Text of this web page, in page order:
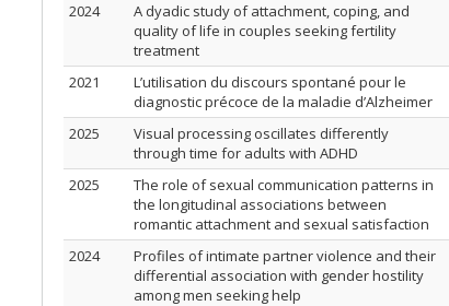
2024
A dyadic study of attachment, coping, and
quality of life in couples seeking fertility
treatment
2021
L’utilisation du discours spontané pour le
diagnostic précoce de la maladie d’Alzheimer
2025
Visual processing oscillates differently
through time for adults with ADHD
2025
The role of sexual communication patterns in
the longitudinal associations between
romantic attachment and sexual satisfaction
2024
Profiles of intimate partner violence and their
differential association with gender hostility
among men seeking help